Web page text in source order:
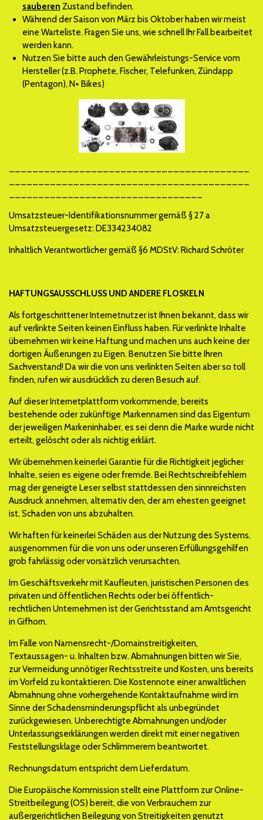
sauberen Zustand befinden.
Während der Saison von März bis Oktober haben wir meist
eine Warteliste. Fragen Sie uns, wie schnell Ihr Fall bearbeitet
werden kann.
Nutzen Sie bitte auch den Gewährleistungs-Service vom
Hersteller (z.B. Prophete, Fischer, Telefunken, Zündapp
(Pentagon), N+ Bikes)
Umsatzsteuer-Identifikationsnummer gemäß § 27 a
Umsatzsteuergesetz: DE334234082
Inhaltlich Verantwortlicher gemäß §6 MDStV: Richard Schröter
HAFTUNGSAUSSCHLUSS UND ANDERE FLOSKELN
Als fortgeschrittener Internetnutzer ist Ihnen bekannt, dass wir
auf verlinkte Seiten keinen Einfluss haben. Für verlinkte Inhalte
übernehmen wir keine Haftung und machen uns auch keine der
dortigen Äußerungen zu Eigen. Benutzen Sie bitte Ihren
Sachverstand! Da wir die von uns verlinkten Seiten aber so toll
finden, rufen wir ausdrücklich zu deren Besuch auf.
Auf dieser Internetplattform vorkommende, bereits
bestehende oder zukünftige Markennamen sind das Eigentum
der jeweiligen Markeninhaber, es sei denn die Marke wurde nicht
erteilt, gelöscht oder als nichtig erklärt.
Wir übernehmen keinerlei Garantie für die Richtigkeit jeglicher
Inhalte, seien es eigene oder fremde. Bei Rechtschreibfehlern
mag der geneigte Leser selbst stattdessen den sinnreichsten
Ausdruck annehmen, alternativ den, der am ehesten geeignet
ist, Schaden von uns abzuhalten.
Wir haften für keinerlei Schäden aus der Nutzung des Systems,
ausgenommen für die von uns oder unseren Erfüllungsgehilfen
grob fahrlässig oder vorsätzlich verursachten.
Im Geschäftsverkehr mit Kaufleuten, juristischen Personen des
privaten und öffentlichen Rechts oder bei öffentlich-
rechtlichen Unternehmen ist der Gerichtsstand am Amtsgericht
in Gifhorn.
Im Falle von Namensrecht-/Domainstreitigkeiten,
Textaussagen- u. Inhalten bzw. Abmahnungen bitten wir Sie,
zur Vermeidung unnötiger Rechtsstreite und Kosten, uns bereits
im Vorfeld zu kontaktieren. Die Kostennote einer anwaltlichen
Abmahnung ohne vorhergehende Kontaktaufnahme wird im
Sinne der Schadensminderungspflicht als unbegründet
zurückgewiesen. Unberechtigte Abmahnungen und/oder
Unterlassungserklärungen werden direkt mit einer negativen
Feststellungsklage oder Schlimmerem beantwortet.
Rechnungsdatum entspricht dem Lieferdatum.
Die Europäische Kommission stellt eine Plattform zur Online-
Streitbeilegung (OS) bereit, die von Verbrauchern zur
außergerichtlichen Beilegung von Streitigkeiten genutzt